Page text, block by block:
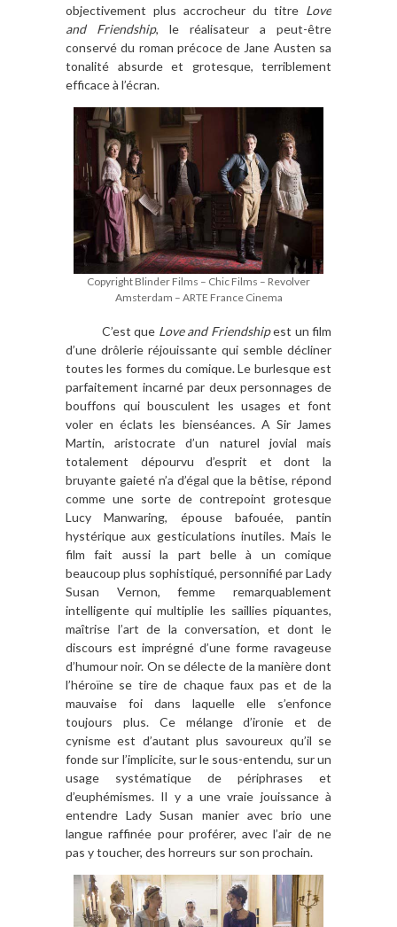
objectivement plus accrocheur du titre Love
and Friendship, le réalisateur a peut-être
conservé du roman précoce de Jane Austen sa
tonalité absurde et grotesque, terriblement
efficace à l’écran.
Copyright Blinder Films – Chic Films – Revolver
Amsterdam – ARTE France Cinema
C’est que Love and Friendshipest un film
d’une drôlerie réjouissante qui semble décliner
toutes les formes du comique. Le burlesque est
parfaitement incarné par deux personnages de
bouffons qui bousculent les usages et font
voler en éclats les bienséances. A Sir James
Martin, aristocrate d’un naturel jovial mais
totalement dépourvu d’esprit et dont la
bruyante gaieté n’a d’égal que la bêtise, répond
comme une sorte de contrepoint grotesque
Lucy Manwaring, épouse bafouée, pantin
hystérique aux gesticulations inutiles. Mais le
film fait aussi la part belle à un comique
beaucoup plus sophistiqué, personnifié par Lady
Susan Vernon, femme remarquablement
intelligente qui multiplie les saillies piquantes,
maîtrise l’art de la conversation, et dont le
discours est imprégné d’une forme ravageuse
d’humour noir. On se délecte de la manière dont
l’héroïne se tire de chaque faux pas et de la
mauvaise foi dans laquelle elle s’enfonce
toujours plus. Ce mélange d’ironie et de
cynisme est d’autant plus savoureux qu’il se
fonde sur l’implicite, sur le sous-entendu, sur un
usage systématique de périphrases et
d’euphémismes. Il y a une vraie jouissance à
entendre Lady Susan manier avec brio une
langue raffinée pour proférer, avec l’air de ne
pas y toucher, des horreurs sur son prochain.